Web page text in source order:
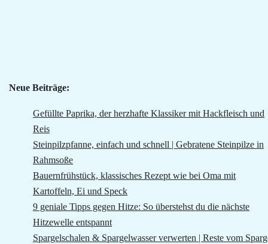
Neue Beiträge:
Gefüllte Paprika, der herzhafte Klassiker mit Hackfleisch und
Reis
Steinpilzpfanne, einfach und schnell | Gebratene Steinpilze in
Rahmsoße
Bauernfrühstück, klassisches Rezept wie bei Oma mit
Kartoffeln, Ei und Speck
9 geniale Tipps gegen Hitze: So überstehst du die nächste
Hitzewelle entspannt
Spargelschalen & Spargelwasser verwerten | Reste vom